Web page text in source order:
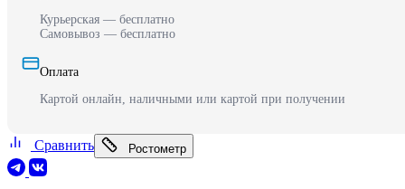
Курьерская — бесплатно
Самовывоз — бесплатно
Оплата
Картой онлайн, наличными или картой при получении
Сравнить Ростометр